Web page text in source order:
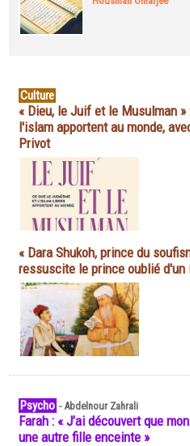
Culture
« Dieu, le Juif et le Musulman
l'islam apportent au monde,
Privot
« Dara Shukoh, prince du
ressuscite le prince oublié d'un
Psycho -Abdelnour Zahrali
Farah : « J’ai découvert que
une autre fille enceinte »